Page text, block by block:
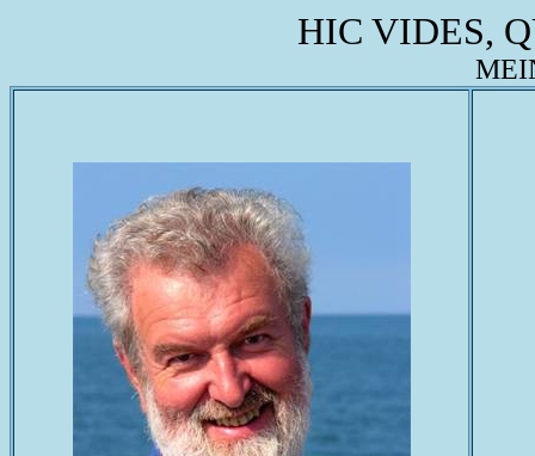
HIC VIDES,